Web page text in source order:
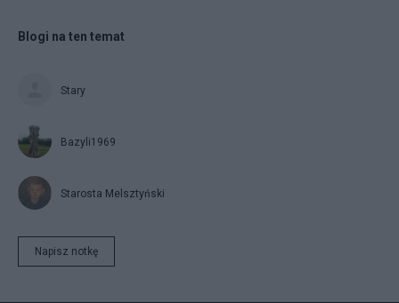
Blogi na ten temat
Stary
Bazyli1969
Starosta Melsztyński
Napisz notkę